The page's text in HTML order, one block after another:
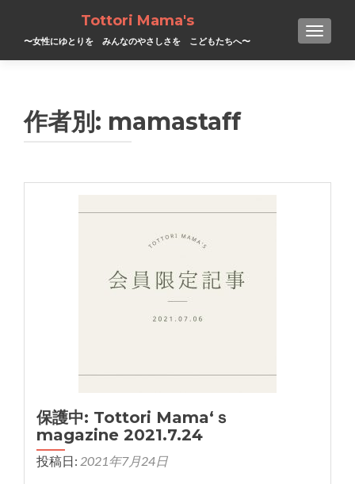
Tottori Mama's
〜女性にゆとりを みんなのやさしさを こどもたちへ〜
作者別: mamastaff
保護中: Tottori Mama‘ｓ
magazine 2021.7.24
投稿日: 2021年7月24日